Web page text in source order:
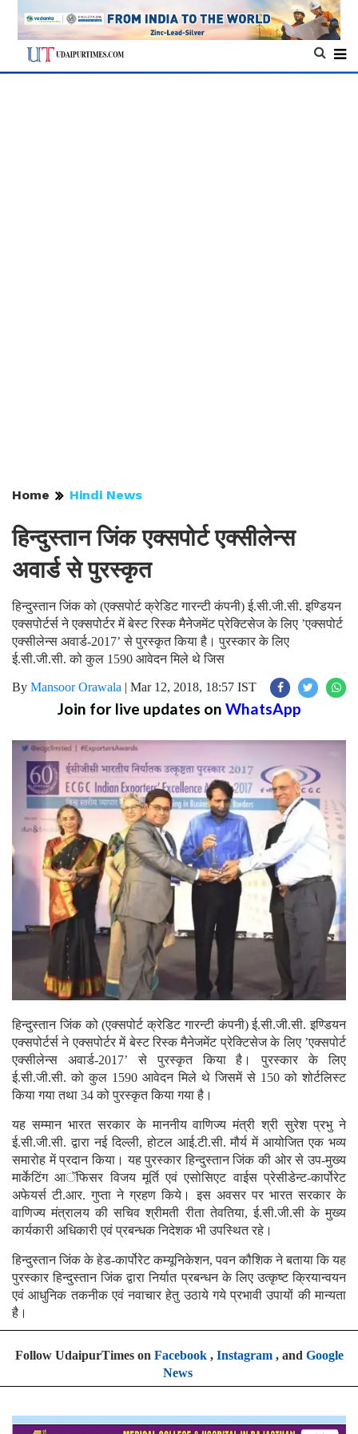
Home Hindi News
हिन्दुस्तान जिंक एक्सपोर्ट एक्सीलेन्स
अवार्ड से पुरस्कृत
हिन्दुस्तान जिंक को (एक्सपोर्ट क्रेडिट गारन्टी कंपनी) ई.सी.जी.सी. इण्डियन
एक्सपोर्टर्स ने एक्सपोर्टर में बेस्ट रिस्क मैनेजमेंट प्रेक्टिसेज के लिए ’एक्सपोर्ट
एक्सीलेन्स अवार्ड-2017’ से पुरस्कृत किया है। पुरस्कार के लिए
ई.सी.जी.सी. को कुल 1590 आवेदन मिले थे जिस
By Mansoor Orawala | Mar 12, 2018, 18:57 IST
Join for live updates on WhatsApp
हिन्दुस्तान जिंक को (एक्सपोर्ट क्रेडिट गारन्टी कंपनी) ई.सी.जी.सी. इण्डियन
एक्सपोर्टर्स ने एक्सपोर्टर में बेस्ट रिस्क मैनेजमेंट प्रेक्टिसेज के लिए ’एक्सपोर्ट
एक्सीलेन्स अवार्ड-2017’ से पुरस्कृत किया है। पुरस्कार के लिए
ई.सी.जी.सी. को कुल 1590 आवेदन मिले थे जिसमें से 150 को शोर्टलिस्ट
किया गया तथा 34 को पुरस्कृत किया गया है।
यह सम्मान भारत सरकार के माननीय वाणिज्य मंत्री श्री सुरेश प्रभु ने
ई.सी.जी.सी. द्वारा नई दिल्ली, होटल आई.टी.सी. मौर्य में आयोजित एक भव्य
समारोह में प्रदान किया। यह पुरस्कार हिन्दुस्तान जिंक की ओर से उप-मुख्य
मार्केटिंग आॅफिसर विजय मूर्ति एवं एसोसिएट वाईस प्रेसीडेन्ट-कार्पोरेट
अफेयर्स टी.आर. गुप्ता ने ग्रहण किये। इस अवसर पर भारत सरकार के
वाणिज्य मंत्रालय की सचिव श्रीमती रीता तेवतिया, ई.सी.जी.सी के मुख्य
कार्यकारी अधिकारी एवं प्रबन्धक निदेशक भी उपस्थित रहे।
हिन्दुस्तान जिंक के हेड-कार्पोरेट कम्यूनिकेशन, पवन कौशिक ने बताया कि यह
पुरस्कार हिन्दुस्तान जिंक द्वारा निर्यात प्रबन्धन के लिए उत्कृष्ट क्रियान्वयन
एवं आधुनिक तकनीक एवं नवाचार हेतु उठाये गये प्रभावी उपायों की मान्यता
है।
Follow UdaipurTimes on Facebook, Instagram, and Google
News